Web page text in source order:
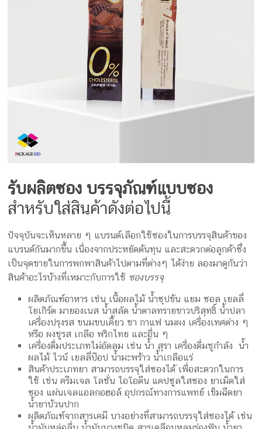
รับผลิตซอง บรรจุภัณฑ์แบบซอง
สำหรับใส่สินค้าดังต่อไปนี้
ปัจจุบันจะเห็นหลาย ๆ แบรนด์เลือกใช้ซองในการบรรจุสินค้าของ
แบรนด์กันมากขึ้น เนื่องจากประหยัดต้นทุน และสะดวกต่อลูกค้าซึ่ง
เป็นจุดขายในการพกพาสินค้าไปตามที่ต่างๆ ได้ง่าย ลองมาดูกันว่า
สินค้าอะไรบ้างที่เหมาะกับการใช้ ซองบรรจุ
ผลิตภัณฑ์อาหาร เช่น เนื้อผลไม้ น้ำซุปข้น แยม ซอล เยลลี่
โยเกิร์ต มายองเนส น้ำสลัด น้ำตาลทรายขาวบริสุทธิ์ น้ำปลา
เครื่องปรุงรส ขนมขบเคี้ยว ชา กาแฟ นมผง เครื่องเทศต่าง ๆ
หรือ ผงชูรส เกลือ พริกไทย และอื่น ๆ
เครื่องดื่มประเภทไม่อัดลม เช่น น้ำ สุรา เครื่องดื่มชูกำลัง น้ำ
ผลไม้ ไวน์ เยลลี่ป๊อป น้ำมะพร้าว น้ำเกลือแร่
สินค้าประเภทยา สามารถบรรจุใส่ซองได้ เพื่อสะดวกในการ
ใช้ เช่น ครีมเจล โลชั่น ไอโอดีน แคปซูลใสซอง ยาเม็ดใส่
ซอง แผ่นเจลแอลกอฮอล์ อุปกรณ์ทางการแพทย์ เข็มฉีดยา
น้ำยาบ้วนปาก
ผลิตภัณฑ์จากสารเคมี บางอย่างที่สามารถบรรจุใส่ซองได้ เช่น